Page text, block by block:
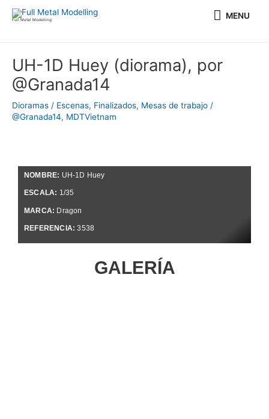
Full Metal Modelling MENU
MENU
UH-1D Huey (diorama), por
@Granada14
Dioramas / Escenas, Finalizados, Mesas de trabajo /
@Granada14, MDTVietnam
NOMBRE: UH-1D Huey
ESCALA: 1/35
MARCA: Dragon
REFERENCIA: 3538
GALERÍA
entradas